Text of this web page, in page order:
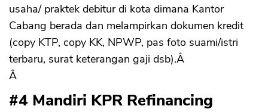
usaha/ praktek debitur di kota dimana Kantor
Cabang berada dan melampirkan dokumen kredit
(copy KTP, copy KK, NPWP, pas foto suami/istri
terbaru, surat keterangan gaji dsb).Â
Â
#4 Mandiri KPR Refinancing